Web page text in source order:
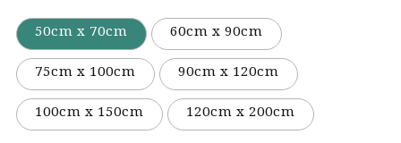
50cm x 70cm
60cm x 90cm
75cm x 100cm
90cm x 120cm
100cm x 150cm
120cm x 200cm